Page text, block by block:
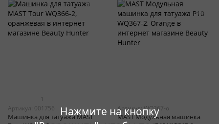
Нажмите на кнопку
1
Артикул: 001756
Машинка для татуажа MAST
Артикул: WQ367-o
MAST Модульная машинка